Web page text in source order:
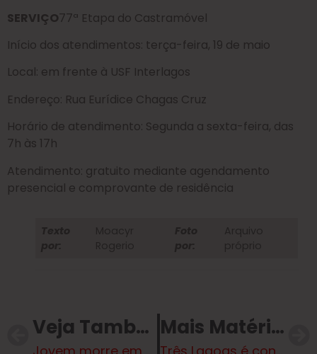
SERVIÇO77ª Etapa do Castramóvel
Início dos atendimentos: terça-feira, 19 de maio
Local: em frente à USF Interlagos
Endereço: Rua Eurídice Chagas Cruz
Horário de atendimento: Segunda a sexta-feira, das
7h às 17h
Atendimento: gratuito mediante agendamento
presencial e comprovante de residência
Veja Também Mais Matérias